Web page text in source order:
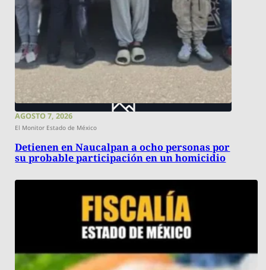
AGOSTO 7, 2026
El Monitor Estado de México
Detienen en Naucalpan a ocho personas por
su probable participación en un homicidio